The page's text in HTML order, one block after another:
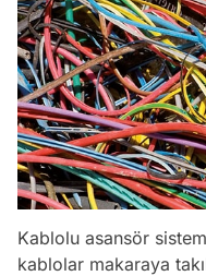
Kablolu asansör
kablolar makaraya